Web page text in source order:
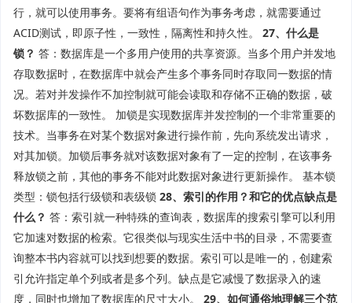
行，就可以使用事务。要将有组语句作为事务考虑，就需要通过
ACID测试，即原子性，一致性，隔离性和持久性。 27、什么是
锁？ 答：数据库是一个多用户使用的共享资源。当多个用户并发地
存取数据时，在数据库中就会产生多个事务同时存取同一数据的情
况。若对并发操作不加控制就可能会读取和存储不正确的数据，破
坏数据库的一致性。 加锁是实现数据库并发控制的一个非常重要的
技术。当事务在对某个数据对象进行操作前，先向系统发出请求，
对其加锁。加锁后事务就对该数据对象有了一定的控制，在该事务
释放锁之前，其他的事务不能对此数据对象进行更新操作。 基本锁
类型：锁包括行级锁和表级锁 28、索引的作用？和它的优点缺点是
什么？ 答：索引就一种特殊的查询表，数据库的搜索引擎可以利用
它加速对数据的检索。它很类似与现实生活中书的目录，不需要查
询整本书内容就可以找到想要的数据。索引可以是唯一的，创建索
引允许指定单个列或者是多个列。缺点是它减慢了数据录入的速
度，同时也增加了数据库的尺寸大小。 29、如何通俗地理解三个范